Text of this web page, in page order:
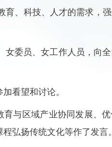
、科技、人才的需求，
委员、女工作人员，向
看望和讨论。
与区域产业协同发展、优
弘扬传统文化等作了发言。